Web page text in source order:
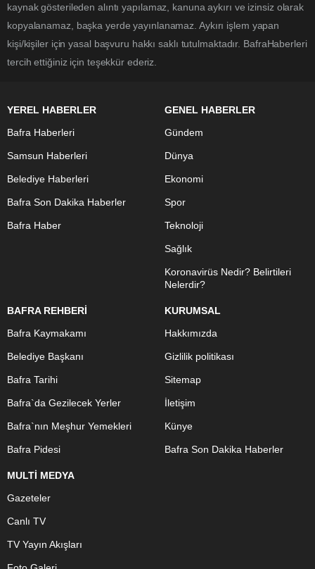
kaynak gösterileden alıntı yapılamaz, kanuna aykırı ve izinsiz olarak
kopyalanamaz, başka yerde yayınlanamaz. Aykırı işlem yapan
kişi/kişiler için yasal başvuru hakkı saklı tutulmaktadır. BafraHaberleri
tercih ettiğiniz için teşekkür ederiz.
YEREL HABERLER
Bafra Haberleri
Samsun Haberleri
Belediye Haberleri
Bafra Son Dakika Haberler
Bafra Haber
GENEL HABERLER
Gündem
Dünya
Ekonomi
Spor
Teknoloji
Sağlık
Koronavirüs Nedir? Belirtileri
Nelerdir?
BAFRA REHBERİ
Bafra Kaymakamı
Belediye Başkanı
Bafra Tarihi
Bafra`da Gezilecek Yerler
Bafra`nın Meşhur Yemekleri
Bafra Pidesi
KURUMSAL
Hakkımızda
Gizlilik politikası
Sitemap
İletişim
Künye
Bafra Son Dakika Haberler
MULTİ MEDYA
Gazeteler
Canlı TV
TV Yayın Akışları